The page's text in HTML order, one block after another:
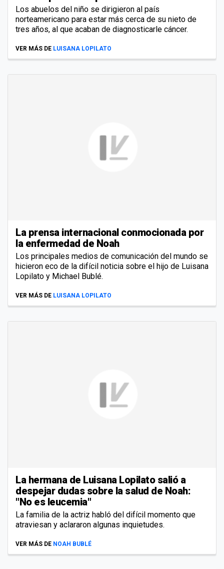
Los abuelos del niño se dirigieron al país
norteamericano para estar más cerca de su nieto de
tres años, al que acaban de diagnosticarle cáncer.
VER MÁS DE LUISANA LOPILATO
La prensa internacional conmocionada por
la enfermedad de Noah
Los principales medios de comunicación del mundo se
hicieron eco de la difícil noticia sobre el hijo de Luisana
Lopilato y Michael Bublé.
VER MÁS DE LUISANA LOPILATO
La hermana de Luisana Lopilato salió a
despejar dudas sobre la salud de Noah:
"No es leucemia"
La familia de la actriz habló del difícil momento que
atraviesan y aclararon algunas inquietudes.
VER MÁS DE NOAH BUBLÉ